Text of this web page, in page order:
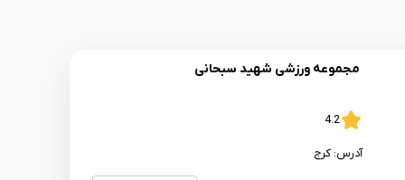
مجموعه ورزشی شهید سبحانی
4.2
آدرس: کرج